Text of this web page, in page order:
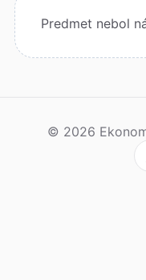
Predmet nebol
© 2026